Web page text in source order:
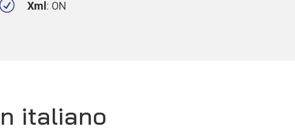
R Xml: ON
italiano